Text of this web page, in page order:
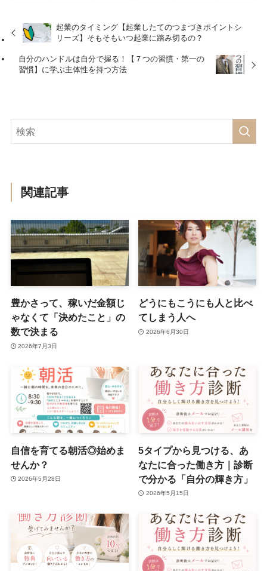
起業のタイミング【起業したてのつまづきポイントシ
リーズ】そもそもいつ起業に踏み切るの？
自分のハンドルは自分で握る！【７つの習慣・第一の
習慣】に学ぶ主体性を持つ方法
関連記事
豊かさって、稼いだ金額じ
ゃなくて「決めたこと」の
数で決まる
2026年7月3日
どうにもこうにも人と比べ
てしまう人へ
2026年6月30日
自信を育てる朝活◎始めま
せんか？
2026年5月28日
5タイプから見つける、あ
なたに合った働き方｜診断
で分かる「自分の輝き方」
2026年5月15日